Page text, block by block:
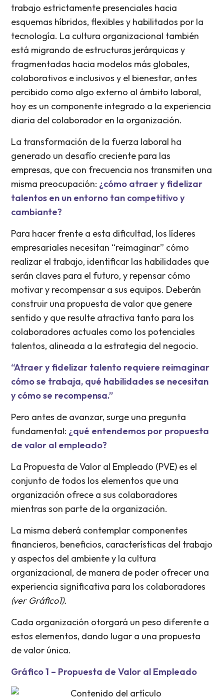
trabajo estrictamente presenciales hacia
esquemas híbridos, flexibles y habilitados por la
tecnología. La cultura organizacional también
está migrando de estructuras jerárquicas y
fragmentadas hacia modelos más globales,
colaborativos e inclusivos y el bienestar, antes
percibido como algo externo al ámbito laboral,
hoy es un componente integrado a la experiencia
diaria del colaborador en la organización.
La transformación de la fuerza laboral ha
generado un desafío creciente para las
empresas, que con frecuencia nos transmiten una
misma preocupación: ¿cómo atraer y fidelizar
talentos en un entorno tan competitivo y
cambiante?
Para hacer frente a esta dificultad, los líderes
empresariales necesitan “reimaginar” cómo
realizar el trabajo, identificar las habilidades que
serán claves para el futuro, y repensar cómo
motivar y recompensar a sus equipos. Deberán
construir una propuesta de valor que genere
sentido y que resulte atractiva tanto para los
colaboradores actuales como los potenciales
talentos, alineada a la estrategia del negocio.
“Atraer y fidelizar talento requiere reimaginar
cómo se trabaja, qué habilidades se necesitan
y cómo se recompensa.”
Pero antes de avanzar, surge una pregunta
fundamental: ¿qué entendemos por propuesta
de valor al empleado?
La Propuesta de Valor al Empleado (PVE) es el
conjunto de todos los elementos que una
organización ofrece a sus colaboradores
mientras son parte de la organización.
La misma deberá contemplar componentes
financieros, beneficios, características del trabajo
y aspectos del ambiente y la cultura
organizacional, de manera de poder ofrecer una
experiencia significativa para los colaboradores
(ver Gráfico1).
Cada organización otorgará un peso diferente a
estos elementos, dando lugar a una propuesta
de valor única.
Gráfico 1 – Propuesta de Valor al Empleado